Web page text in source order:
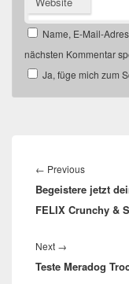
Name, E-Mail-
nächsten Kommentar
Ja, füge mich zum
← PreviousPrevious
post:
Begeistere jetzt
FELIX Crunchy &
Next →
post:
Teste Meradog